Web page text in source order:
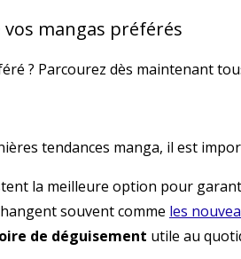
vos mangas préférés
? Parcourez dès maintenant
tendances manga, il est
la meilleure option pour
souvent comme les
de déguisement utile au